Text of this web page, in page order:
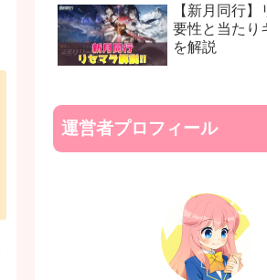
【新月同行
要性と当たり
を解説
運営者プロフィール